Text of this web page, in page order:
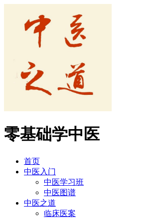
零基础学中医
首页
中医入门
中医学习班
中医图谱
中医之道
临床医案